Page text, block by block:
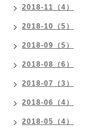
2018-11（4）
2018-10（5）
2018-09（5）
2018-08（6）
2018-07（3）
2018-06（4）
2018-05（4）